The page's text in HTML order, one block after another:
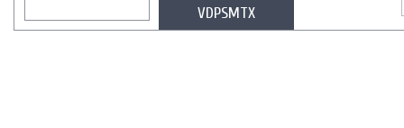
VDPSMTX